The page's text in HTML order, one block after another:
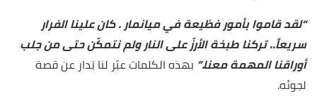
“لقد قاموا بأمور فظيعة في ميانمار . كان علينا الفرار
سريعاً.. تركنا طبخة الأرزّ على النار ولم نتمكّن حتى من جلب
أوراقنا المهمة معنا.” بهذه الكلمات عبّر لنا بَدار عن قصة
لجوئه.